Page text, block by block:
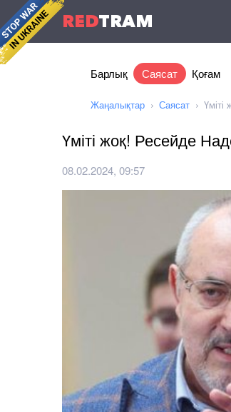
REDTRAM
Барлық Саясат Қоғам
Жаңалықтар Саясат
Үміті жоқ! Ресейде
08.02.2024, 09:57